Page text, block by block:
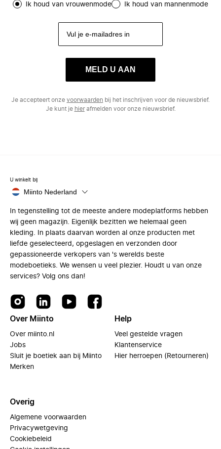
Ik houd van vrouwenmode Ik houd van mannenmode
MELD U AAN
Je accepteert onze voorwaarden bij het inschrijven voor de nieuwsbrief.
Je kunt je hierafmelden voor onze nieuwsbrief.
U winkelt bij
Miinto Nederland
In tegenstelling tot de meeste andere modeplatforms hebben
wij geen magazijn. Eigenlijk bezitten we helemaal geen
kleding. In plaats daarvan worden al onze producten met
liefde geselecteerd, opgeslagen en verzonden door
gepassioneerde verkopers van 's werelds beste
modeboetieks. We wensen u veel plezier. Houdt u van onze
services? Volg ons dan!
Over Miinto
Over miinto.nl
Jobs
Sluit je boetiek aan bij Miinto
Merken
Help
Veel gestelde vragen
Klantenservice
Hier herroepen (Retourneren)
Overig
Algemene voorwaarden
Privacywetgeving
Cookiebeleid